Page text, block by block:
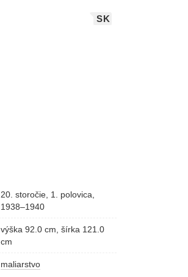
SK
20. storočie, 1. polovica,
1938–1940
výška 92.0 cm, šírka 121.0
cm
maliarstvo